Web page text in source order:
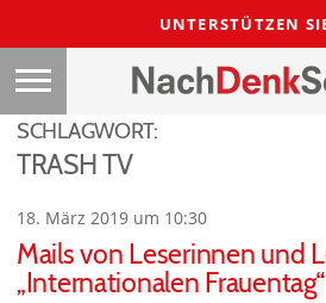
UNTERSTÜTZEN
SCHLAGWORT:
TRASH TV
18. März 2019 um 10:30
Mails von Leserinnen und
„Internationalen Frauentag“